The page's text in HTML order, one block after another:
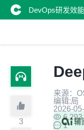
DevOps研发效能
3
来源：
编辑:局
2026-
6,293
1